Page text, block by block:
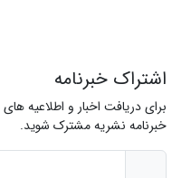
اشتراک خبرنامه
برای دریافت اخبار و اطلاعیه
خبرنامه نشریه مشترک شوید.